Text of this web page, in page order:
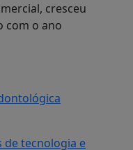
cresceu
com o ano
de tecnologia e